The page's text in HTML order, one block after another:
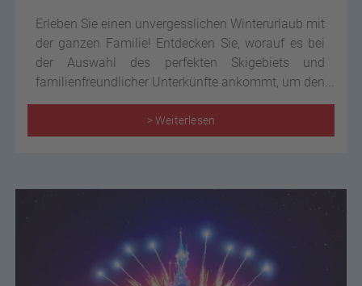
Erleben Sie einen unvergesslichen Winterurlaub mit
der ganzen Familie! Entdecken Sie, worauf es bei
der Auswahl des perfekten Skigebiets und
familienfreundlicher Unterkünfte ankommt, um den
Skiurlaub für Groß und Klein zu einem Highlight
des Jahres zu machen.> Weiterlesen